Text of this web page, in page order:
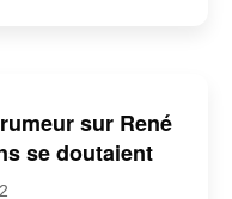
sur René
se doutaient